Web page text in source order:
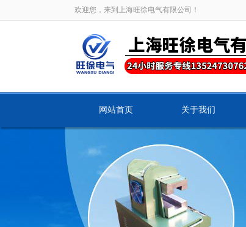
欢迎您，来到上海旺徐电气有限公司！
网站首页 关于我们